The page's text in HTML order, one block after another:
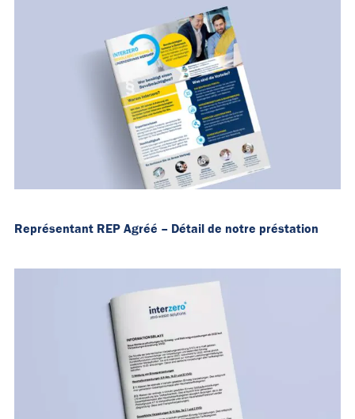
Représentant REP Agréé – Détail de notre préstation